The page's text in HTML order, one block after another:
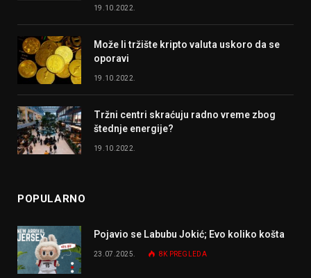
19.10.2022.
Može li tržište kripto valuta uskoro da se
oporavi
19.10.2022.
Tržni centri skraćuju radno vreme zbog
štednje energije?
19.10.2022.
POPULARNO
Pojavio se Labubu Jokić; Evo koliko košta
23.07.2025. 8K PREGLEDA